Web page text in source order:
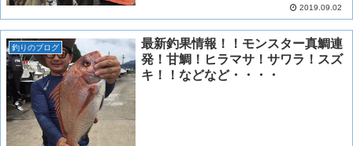
2019.09.02
釣りのブログ
最新釣果情報！！モンスター真鯛連
発！甘鯛！ヒラマサ！サワラ！スズ
キ！！などなど・・・・